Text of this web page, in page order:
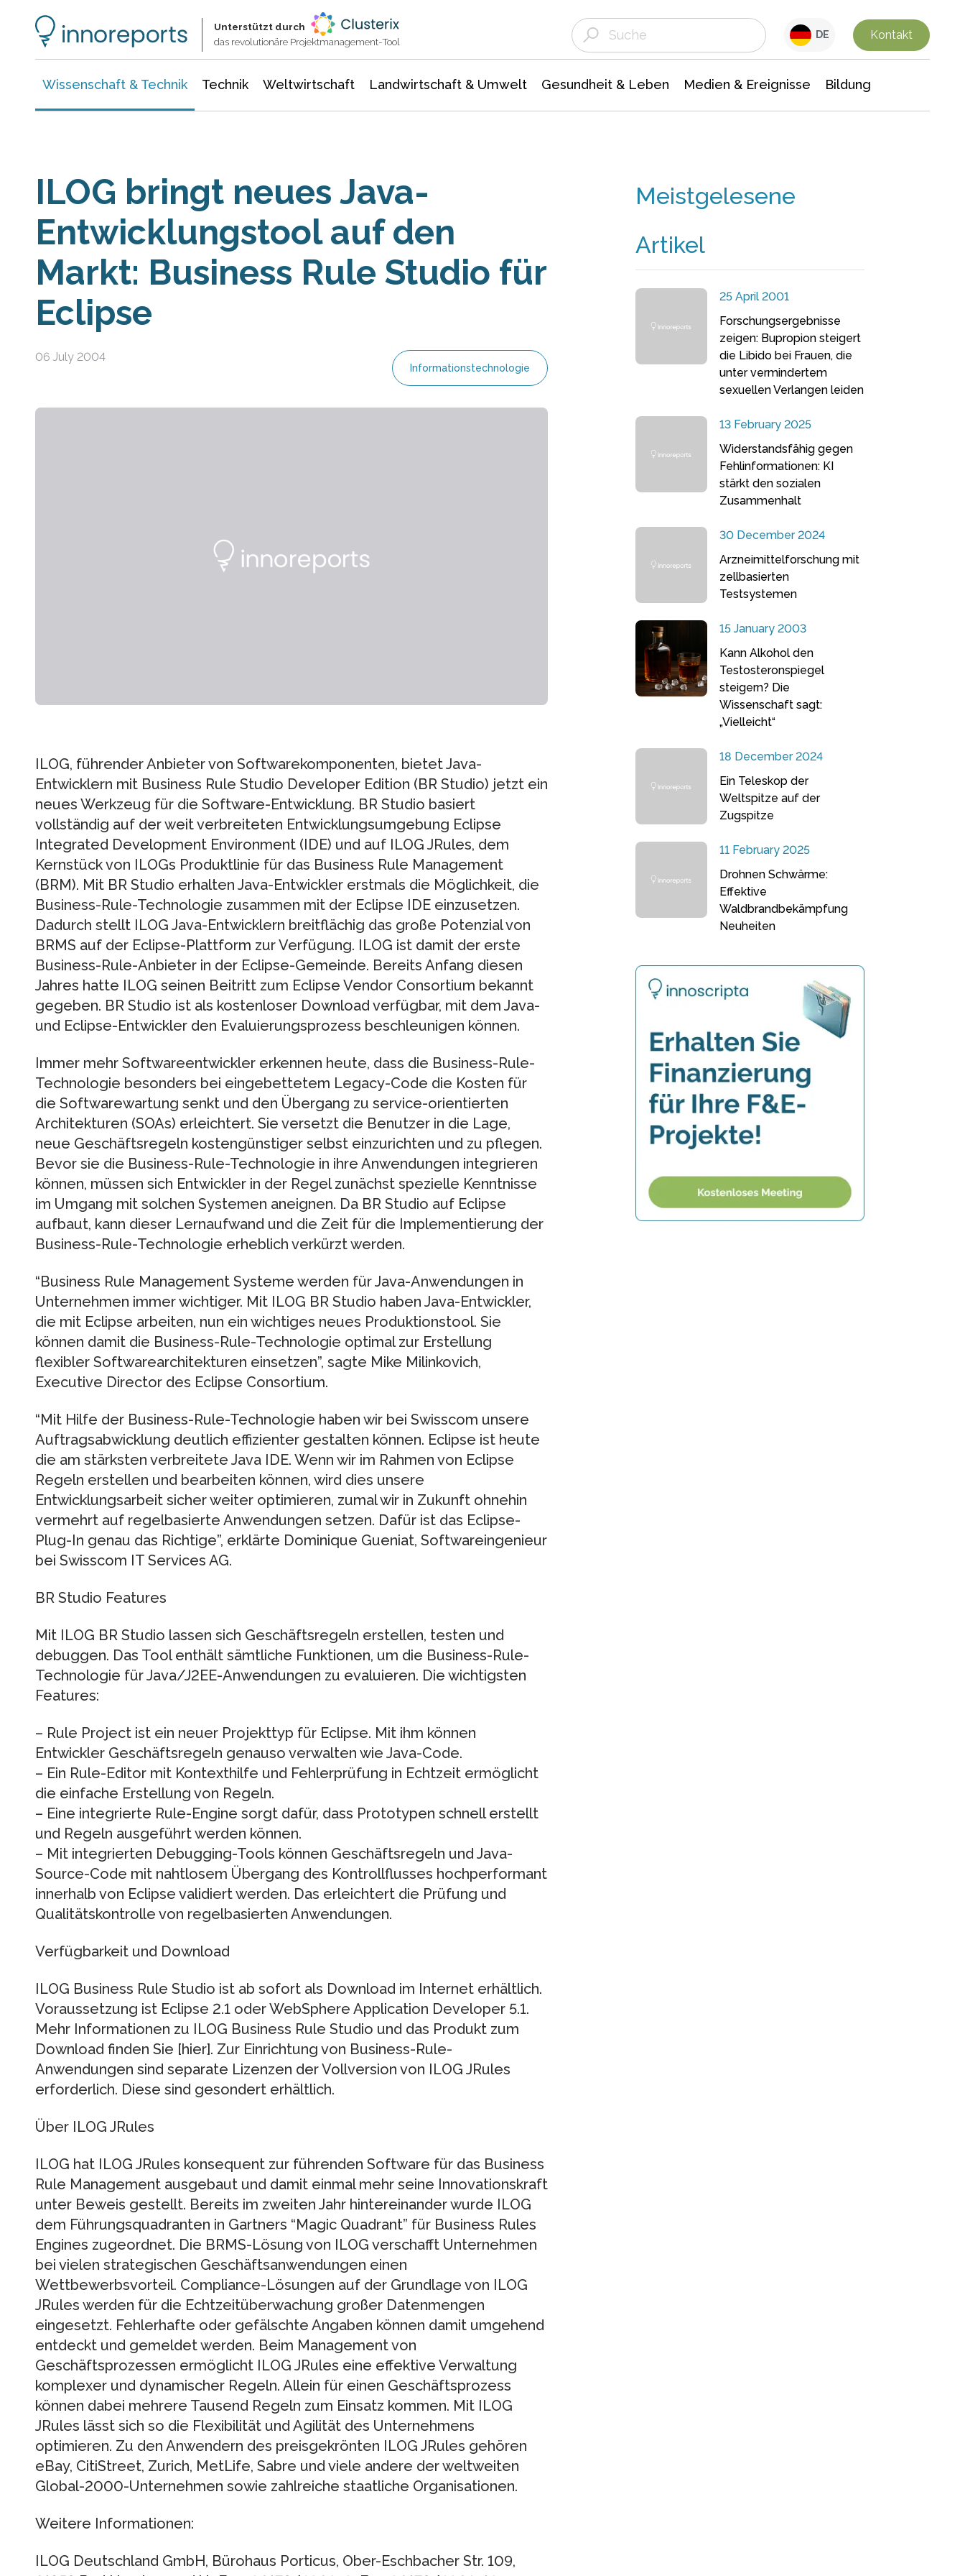
Unterstützt durch
das revolutionäre Projektmanagement-Tool
DE Kontakt
Wissenschaft & Technik Technik Weltwirtschaft Landwirtschaft & Umwelt Gesundheit & Leben Medien & Ereignisse Bildung
ILOG bringt neues Java-
Entwicklungstool auf den
Markt: Business Rule Studio für
Eclipse
06 July 2004
Informationstechnologie
ILOG, führender Anbieter von Softwarekomponenten, bietet Java-
Entwicklern mit Business Rule Studio Developer Edition (BR Studio) jetzt ein
neues Werkzeug für die Software-Entwicklung. BR Studio basiert
vollständig auf der weit verbreiteten Entwicklungsumgebung Eclipse
Integrated Development Environment (IDE) und auf ILOG JRules, dem
Kernstück von ILOGs Produktlinie für das Business Rule Management
(BRM). Mit BR Studio erhalten Java-Entwickler erstmals die Möglichkeit, die
Business-Rule-Technologie zusammen mit der Eclipse IDE einzusetzen.
Dadurch stellt ILOG Java-Entwicklern breitflächig das große Potenzial von
BRMS auf der Eclipse-Plattform zur Verfügung. ILOG ist damit der erste
Business-Rule-Anbieter in der Eclipse-Gemeinde. Bereits Anfang diesen
Jahres hatte ILOG seinen Beitritt zum Eclipse Vendor Consortium bekannt
gegeben. BR Studio ist als kostenloser Download verfügbar, mit dem Java-
und Eclipse-Entwickler den Evaluierungsprozess beschleunigen können.
Immer mehr Softwareentwickler erkennen heute, dass die Business-Rule-
Technologie besonders bei eingebettetem Legacy-Code die Kosten für
die Softwarewartung senkt und den Übergang zu service-orientierten
Architekturen (SOAs) erleichtert. Sie versetzt die Benutzer in die Lage,
neue Geschäftsregeln kostengünstiger selbst einzurichten und zu pflegen.
Bevor sie die Business-Rule-Technologie in ihre Anwendungen integrieren
können, müssen sich Entwickler in der Regel zunächst spezielle Kenntnisse
im Umgang mit solchen Systemen aneignen. Da BR Studio auf Eclipse
aufbaut, kann dieser Lernaufwand und die Zeit für die Implementierung der
Business-Rule-Technologie erheblich verkürzt werden.
“Business Rule Management Systeme werden für Java-Anwendungen in
Unternehmen immer wichtiger. Mit ILOG BR Studio haben Java-Entwickler,
die mit Eclipse arbeiten, nun ein wichtiges neues Produktionstool. Sie
können damit die Business-Rule-Technologie optimal zur Erstellung
flexibler Softwarearchitekturen einsetzen”, sagte Mike Milinkovich,
Executive Director des Eclipse Consortium.
“Mit Hilfe der Business-Rule-Technologie haben wir bei Swisscom unsere
Auftragsabwicklung deutlich effizienter gestalten können. Eclipse ist heute
die am stärksten verbreitete Java IDE. Wenn wir im Rahmen von Eclipse
Regeln erstellen und bearbeiten können, wird dies unsere
Entwicklungsarbeit sicher weiter optimieren, zumal wir in Zukunft ohnehin
vermehrt auf regelbasierte Anwendungen setzen. Dafür ist das Eclipse-
Plug-In genau das Richtige”, erklärte Dominique Gueniat, Softwareingenieur
bei Swisscom IT Services AG.
BR Studio Features
Mit ILOG BR Studio lassen sich Geschäftsregeln erstellen, testen und
debuggen. Das Tool enthält sämtliche Funktionen, um die Business-Rule-
Technologie für Java/J2EE-Anwendungen zu evaluieren. Die wichtigsten
Features:
– Rule Project ist ein neuer Projekttyp für Eclipse. Mit ihm können
Entwickler Geschäftsregeln genauso verwalten wie Java-Code.
– Ein Rule-Editor mit Kontexthilfe und Fehlerprüfung in Echtzeit ermöglicht
die einfache Erstellung von Regeln.
– Eine integrierte Rule-Engine sorgt dafür, dass Prototypen schnell erstellt
und Regeln ausgeführt werden können.
– Mit integrierten Debugging-Tools können Geschäftsregeln und Java-
Source-Code mit nahtlosem Übergang des Kontrollflusses hochperformant
innerhalb von Eclipse validiert werden. Das erleichtert die Prüfung und
Qualitätskontrolle von regelbasierten Anwendungen.
Verfügbarkeit und Download
ILOG Business Rule Studio ist ab sofort als Download im Internet erhältlich.
Voraussetzung ist Eclipse 2.1 oder WebSphere Application Developer 5.1.
Mehr Informationen zu ILOG Business Rule Studio und das Produkt zum
Download finden Sie [hier]. Zur Einrichtung von Business-Rule-
Anwendungen sind separate Lizenzen der Vollversion von ILOG JRules
erforderlich. Diese sind gesondert erhältlich.
Über ILOG JRules
ILOG hat ILOG JRules konsequent zur führenden Software für das Business
Rule Management ausgebaut und damit einmal mehr seine Innovationskraft
unter Beweis gestellt. Bereits im zweiten Jahr hintereinander wurde ILOG
dem Führungsquadranten in Gartners “Magic Quadrant” für Business Rules
Engines zugeordnet. Die BRMS-Lösung von ILOG verschafft Unternehmen
bei vielen strategischen Geschäftsanwendungen einen
Wettbewerbsvorteil. Compliance-Lösungen auf der Grundlage von ILOG
JRules werden für die Echtzeitüberwachung großer Datenmengen
eingesetzt. Fehlerhafte oder gefälschte Angaben können damit umgehend
entdeckt und gemeldet werden. Beim Management von
Geschäftsprozessen ermöglicht ILOG JRules eine effektive Verwaltung
komplexer und dynamischer Regeln. Allein für einen Geschäftsprozess
können dabei mehrere Tausend Regeln zum Einsatz kommen. Mit ILOG
JRules lässt sich so die Flexibilität und Agilität des Unternehmens
optimieren. Zu den Anwendern des preisgekrönten ILOG JRules gehören
eBay, CitiStreet, Zurich, MetLife, Sabre und viele andere der weltweiten
Global-2000-Unternehmen sowie zahlreiche staatliche Organisationen.
Weitere Informationen:
ILOG Deutschland GmbH, Bürohaus Porticus, Ober-Eschbacher Str. 109,
Meistgelesene
Artikel
25 April 2001
Forschungsergebnisse
zeigen: Bupropion steigert
die Libido bei Frauen, die
unter vermindertem
sexuellen Verlangen leiden
13 February 2025
Widerstandsfähig gegen
Fehlinformationen: KI
stärkt den sozialen
Zusammenhalt
30 December 2024
Arzneimittelforschung mit
zellbasierten
Testsystemen
15 January 2003
Kann Alkohol den
Testosteronspiegel
steigern? Die
Wissenschaft sagt:
„Vielleicht“
18 December 2024
Ein Teleskop der
Weltspitze auf der
Zugspitze
11 February 2025
Drohnen Schwärme:
Effektive
Waldbrandbekämpfung
Neuheiten